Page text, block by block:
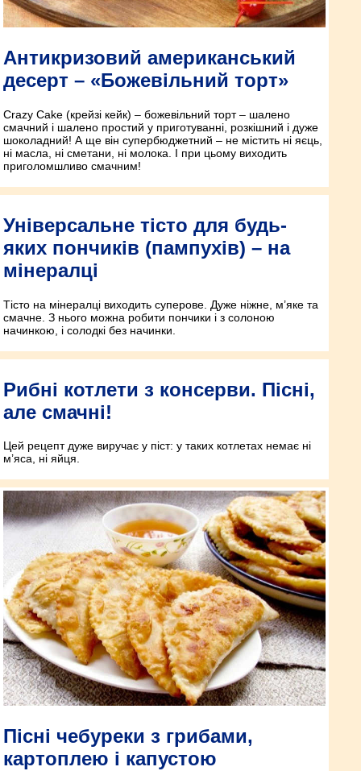
Антикризовий американський
десерт – «Божевільний торт»
Crazy Сake (крейзі кейк) – божевільний торт – шалено
смачний і шалено простий у приготуванні, розкішний і дуже
шоколадний! А ще він супербюджетний – не містить ні яєць,
ні масла, ні сметани, ні молока. І при цьому виходить
приголомшливо смачним!
Універсальне тісто для будь-
яких пончиків (пампухів) – на
мінералці
Тісто на мінералці виходить суперове. Дуже ніжне, м’яке та
смачне. З нього можна робити пончики і з солоною
начинкою, і солодкі без начинки.
Рибні котлети з консерви. Пісні,
але смачні!
Цей рецепт дуже виручає у піст: у таких котлетах немає ні
м’яса, ні яйця.
Пісні чебуреки з грибами,
картоплею і капустою